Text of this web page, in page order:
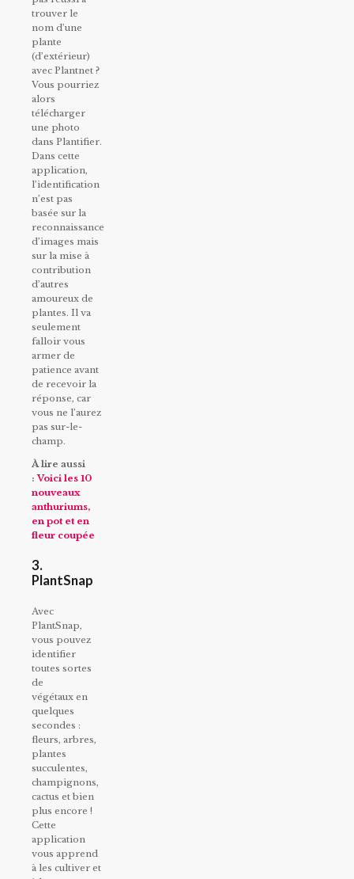
trouver le
nom d’une
plante
(d’extérieur)
avec Plantnet ?
Vous pourriez
alors
télécharger
une photo
dans Plantifier.
Dans cette
application,
l’identification
n’est pas
basée sur la
reconnaissance
d’images mais
sur la mise à
contribution
d’autres
amoureux de
plantes. Il va
seulement
falloir vous
armer de
patience avant
de recevoir la
réponse, car
vous ne l’aurez
pas sur-le-
champ.
À lire aussi
:Voici les 10
nouveaux
anthuriums,
en pot et en
fleur coupée
3.
PlantSnap
Avec
PlantSnap,
vous pouvez
identifier
toutes sortes
de
végétaux en
quelques
secondes :
fleurs, arbres,
plantes
succulentes,
champignons,
cactus et bien
plus encore !
Cette
application
vous apprend
à les cultiver et